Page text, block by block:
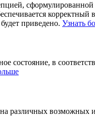
сформулированной
корректный
приведено. Узнать
состояние, в
различных возможных